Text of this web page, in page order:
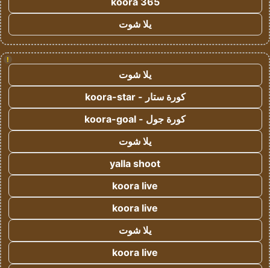
يلا شوت
!
يلا شوت
كورة ستار - koora-star
كورة جول - koora-goal
يلا شوت
yalla shoot
koora live
koora live
يلا شوت
koora live